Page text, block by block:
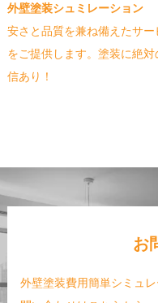
外壁塗装シュミレーション
安さと品質を兼ね備えたサー
をご提供します。塗装に絶対
信あり！
お
外壁塗装費用簡単シミュ